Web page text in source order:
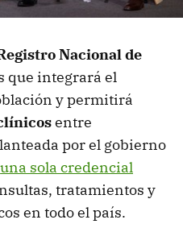
Nacional de
que integrará el
y permitirá
entre
por el gobierno
una sola credencial
tratamientos y
en todo el país.